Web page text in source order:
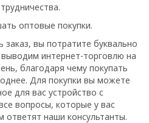
оптовые покупки.
вы потратите буквально
интернет-торговлю на
благодаря чему покупать
Для покупки вы можете
для вас устройство с
вопросы, которые у вас
ответят наши консультанты.